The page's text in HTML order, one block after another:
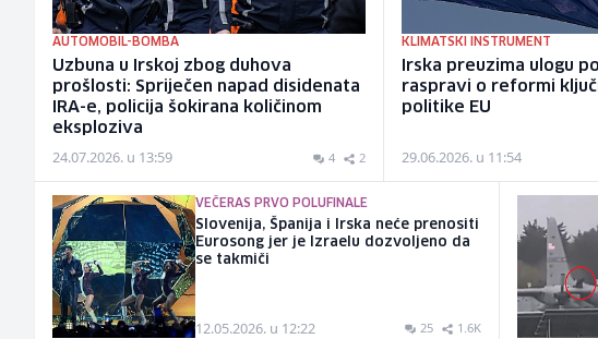
AUTOMOBIL-BOMBA
Uzbuna u Irskoj zbog duhova
prošlosti: Spriječen napad disidenata
IRA-e, policija šokirana količinom
eksploziva
24.07.2026. u 13:59 4 2
KLIMATSKI INSTRUMENT
Irska preuzima ulogu
raspravi o reformi
politike EU
29.06.2026. u 11:54
VEČERAS PRVO POLUFINALE
Slovenija, Španija i Irska neće prenositi
Eurosong jer je Izraelu dozvoljeno da
se takmiči
12.05.2026. u 12:22 25 1.6K